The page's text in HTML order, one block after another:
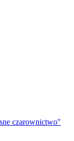
czarownictwo"